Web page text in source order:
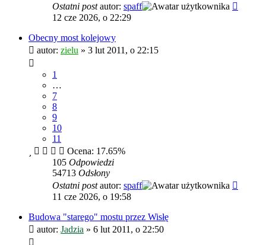
Ostatni postautor: spaff
12 cze 2026, o 22:29
Obecny most kolejowy
autor: zielu » 3 lut 2011, o 22:15
1
…
7
8
9
10
11
Ocena: 17.65%
105 Odpowiedzi
54713 Odsłony
Ostatni postautor: spaff
11 cze 2026, o 19:58
Budowa "starego" mostu przez Wisłę
autor: Jadzia » 6 lut 2011, o 22:50